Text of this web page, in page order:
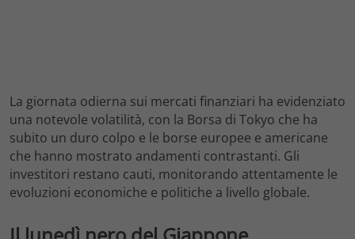
La giornata odierna sui mercati finanziari ha evidenziato
una notevole volatilità, con la Borsa di Tokyo che ha
subito un duro colpo e le borse europee e americane
che hanno mostrato andamenti contrastanti. Gli
investitori restano cauti, monitorando attentamente le
evoluzioni economiche e politiche a livello globale.